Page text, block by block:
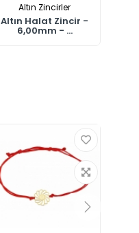
Altın Zincirler
Altın Halat Zincir -
6,00mm - ...